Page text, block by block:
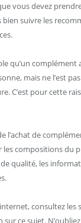
vous devez
bien suivre les
qu’un complément
mais ne l’est
C’est pour cette
l’achat de
compositions du
qualité, les
consultez